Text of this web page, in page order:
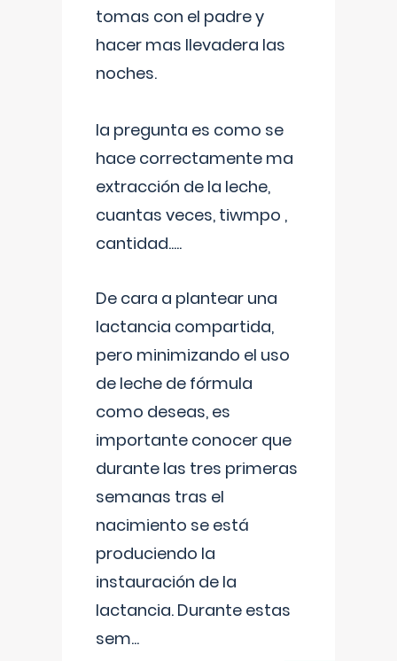
tomas con el padre y
hacer mas llevadera las
noches.
la pregunta es como se
hace correctamente ma
extracción de la leche,
cuantas veces, tiwmpo ,
cantidad.....
De cara a plantear una
lactancia compartida,
pero minimizando el uso
de leche de fórmula
como deseas, es
importante conocer que
durante las tres primeras
semanas tras el
nacimiento se está
produciendo la
instauración de la
lactancia. Durante estas
sem...